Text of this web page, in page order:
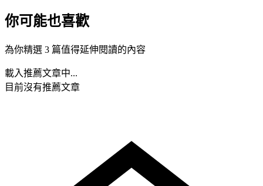
你可能也喜歡
為你精選 3 篇值得延伸閱讀的內容
載入推薦文章中...
目前沒有推薦文章